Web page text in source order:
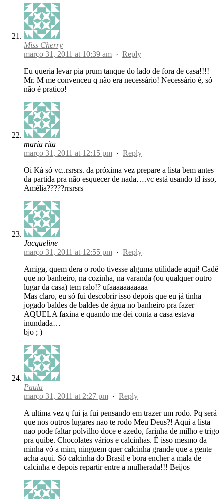
Miss Cherry
março 31, 2011 at 10:39 am · Reply
Eu queria levar pia prum tanque do lado de fora de casa!!!!
Mr. M me convenceu q não era necessário! Necessário é, só
não é pratico!
maria rita
março 31, 2011 at 12:15 pm · Reply
Oi Ká só vc..rsrsrs. da próxima vez prepare a lista bem antes
da partida pra não esquecer de nada….vc está usando td isso,
Amélia?????rrsrsrs
Jacqueline
março 31, 2011 at 12:55 pm · Reply
Amiga, quem dera o rodo tivesse alguma utilidade aqui! Cadê
que no banheiro, na cozinha, na varanda (ou qualquer outro
lugar da casa) tem ralo!? ufaaaaaaaaaaa
Mas claro, eu só fui descobrir isso depois que eu já tinha
jogado baldes de baldes de água no banheiro pra fazer
AQUELA faxina e quando me dei conta a casa estava
inundada…
bjo ; )
Paula
março 31, 2011 at 2:27 pm · Reply
A ultima vez q fui ja fui pensando em trazer um rodo. Pq será
que nos outros lugares nao te rodo Meu Deus?! Aqui a lista
nao pode faltar polvilho doce e azedo, farinha de milho e trigo
pra quibe. Chocolates vários e calcinhas. É isso mesmo da
minha vó a mim, ninguem quer calcinha grande que a gente
acha aqui. Só calcinha do Brasil e bora encher a mala de
calcinha e depois repartir entre a mulherada!!! Beijos